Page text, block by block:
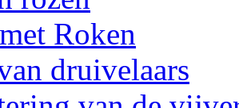
Roken
druivelaars